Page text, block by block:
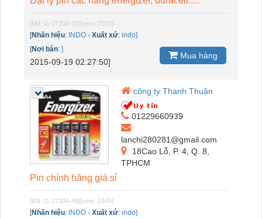
[Mã: G-27304-33][xem: 2510]
[Nhãn hiệu: INDO - Xuất xứ: indo]
[Nơi bán: ]
2015-09-19 02:27:50]
Mua hàng
công ty Thanh Thuận
01229660939
lanchi280281@gmail.com
18Cao Lỗ, P. 4, Q. 8,
TPHCM
Pin chính hãng giá sỉ
[Mã: G-27304-46][xem: 2449]
[Nhãn hiệu: INDO - Xuất xứ: indo]